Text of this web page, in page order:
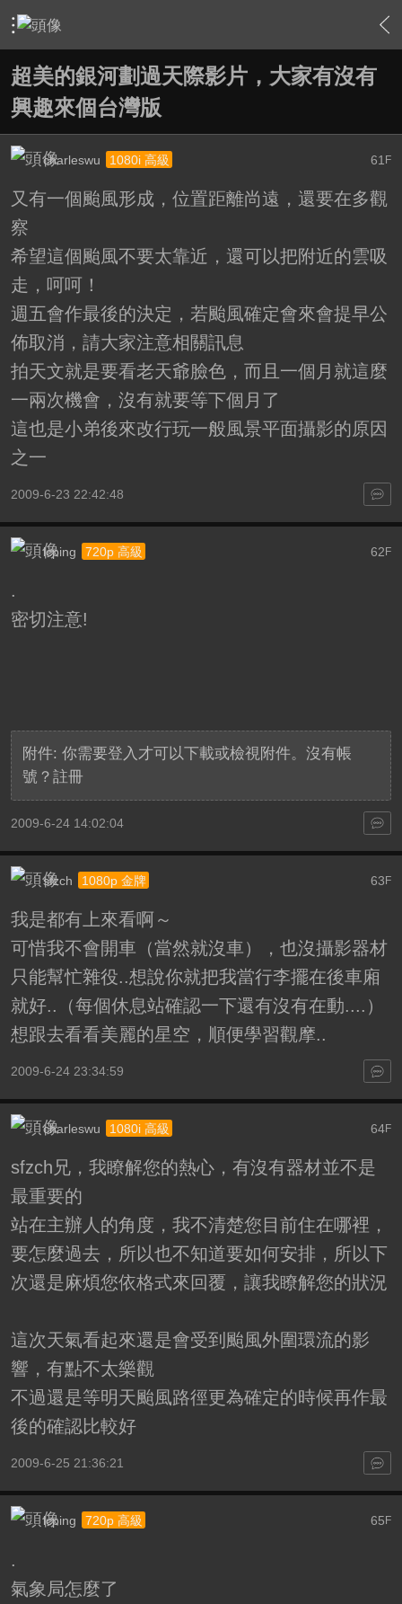
› 影片創作區 › 影片創作綜合討論 › 內容
超美的銀河劃過天際影片，大家有沒有
興趣來個台灣版
61 F
charleswu 1080i 高級
又有一個颱風形成，位置距離尚遠，還要在多觀
察
希望這個颱風不要太靠近，還可以把附近的雲吸
走，呵呵！
週五會作最後的決定，若颱風確定會來會提早公
佈取消，請大家注意相關訊息
拍天文就是要看老天爺臉色，而且一個月就這麼
一兩次機會，沒有就要等下個月了
這也是小弟後來改行玩一般風景平面攝影的原因
之一
2009-6-23 22:42:48
62F
lcping 720p 高級
.
密切注意!
附件: 你需要登入才可以下載或檢視附件。沒有帳
號？ 註冊
2009-6-24 14:02:04
63F
sfzch 1080p 金牌
我是都有上來看啊～
可惜我不會開車（當然就沒車），也沒攝影器材
只能幫忙雜役..想說你就把我當行李擺在後車廂
就好..（每個休息站確認一下還有沒有在動....）
想跟去看看美麗的星空，順便學習觀摩..
2009-6-24 23:34:59
64F
charleswu 1080i 高級
sfzch兄，我瞭解您的熱心，有沒有器材並不是
最重要的
站在主辦人的角度，我不清楚您目前住在哪裡，
要怎麼過去，所以也不知道要如何安排，所以下
次還是麻煩您依格式來回覆，讓我瞭解您的狀況
這次天氣看起來還是會受到颱風外圍環流的影
響，有點不太樂觀
不過還是等明天颱風路徑更為確定的時候再作最
後的確認比較好
2009-6-25 21:36:21
65 F
lcping 720p 高級
.
氣象局怎麼了